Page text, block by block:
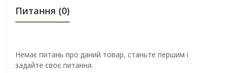
Питання (0)
Немає питань про даний товар, станьте першим і
задайте своє питання.